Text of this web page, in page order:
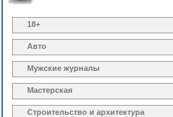
18+
Авто
Мужские журналы
Мастерская
Строительство и архитектура